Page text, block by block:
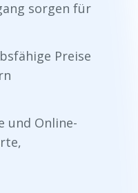
sorgen für
Preise
und Online-